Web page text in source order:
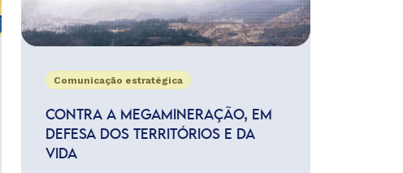
Comunicação estratégica
CONTRA A MEGAMINERAÇÃO, EM
DEFESA DOS TERRITÓRIOS E DA
VIDA